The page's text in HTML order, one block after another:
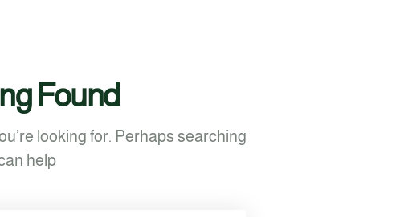
Found
looking for. Perhaps searching
help.